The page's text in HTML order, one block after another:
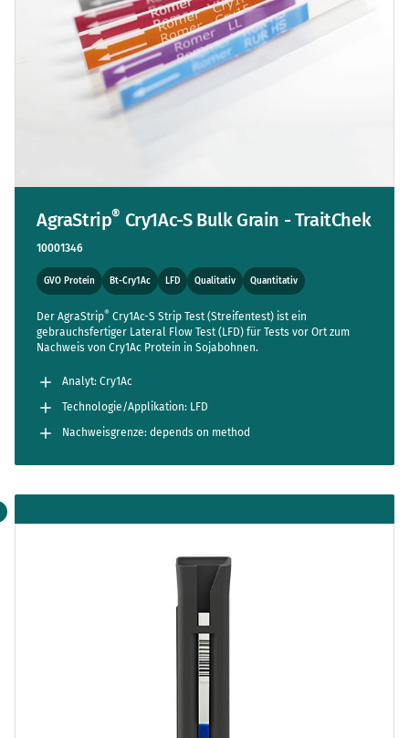
AgraStrip® Cry1Ac-S Bulk Grain - TraitChek
10001346
GVO Protein Bt-Cry1Ac LFD Qualitativ Quantitativ
Der AgraStrip® Cry1Ac-S Strip Test (Streifentest) ist ein
gebrauchsfertiger Lateral Flow Test (LFD) für Tests vor Ort zum
Nachweis von Cry1Ac Protein in Sojabohnen.
Analyt: Cry1Ac
Technologie/Applikation: LFD
Nachweisgrenze: depends on method